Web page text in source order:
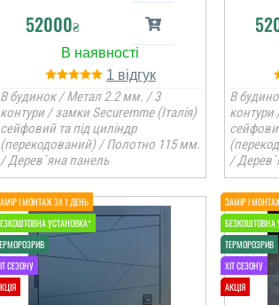
52000₴
1
В будинок / Метал 2.2 мм. / 3
контури / замки Securemme (Італія)
сейфовий та під циліндр
(перекодований) / Полотно 115 мм.
/ Дерев`яна панель
В
контури
/